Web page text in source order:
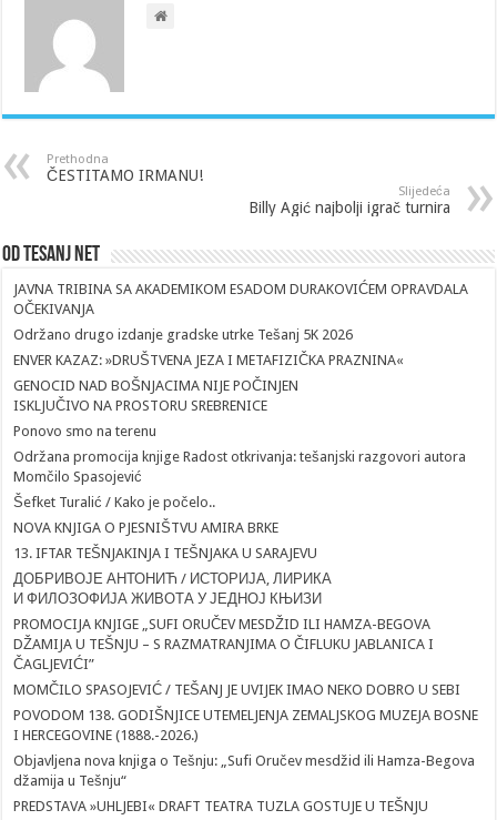
Prethodna
ČESTITAMO IRMANU!
Slijedeća
Billy Agić najbolji igrač turnira
Od Tesanj Net
JAVNA TRIBINA SA AKADEMIKOM ESADOM DURAKOVIĆEM OPRAVDALA
OČEKIVANJA
Održano drugo izdanje gradske utrke Tešanj 5K 2026
ENVER KAZAZ: »DRUŠTVENA JEZA I METAFIZIČKA PRAZNINA«
GENOCID NAD BOŠNJACIMA NIJE POČINJEN
ISKLJUČIVO NA PROSTORU SREBRENICE
Ponovo smo na terenu
Održana promocija knjige Radost otkrivanja: tešanjski razgovori autora
Momčilo Spasojević
Šefket Turalić / Kako je počelo..
NOVA KNJIGA O PJESNIŠTVU AMIRA BRKE
13. IFTAR TEŠNJAKINJA I TEŠNJAKA U SARAJEVU
ДОБРИВОЈЕ АНТОНИЋ / ИСТОРИЈА, ЛИРИКА
И ФИЛОЗОФИЈА ЖИВОТА У ЈЕДНОЈ КЊИЗИ
PROMOCIJA KNJIGE „SUFI ORUČEV MESDŽID ILI HAMZA-BEGOVA
DŽAMIJA U TEŠNJU – S RAZMATRANJIMA O ČIFLUKU JABLANICA I
ČAGLJEVIĆI”
MOMČILO SPASOJEVIĆ / TEŠANJ JE UVIJEK IMAO NEKO DOBRO U SEBI
POVODOM 138. GODIŠNJICE UTEMELJENJA ZEMALJSKOG MUZEJA BOSNE
I HERCEGOVINE (1888.-2026.)
Objavljena nova knjiga o Tešnju: „Sufi Oručev mesdžid ili Hamza-Begova
džamija u Tešnju“
PREDSTAVA »UHLJEBI« DRAFT TEATRA TUZLA GOSTUJE U TEŠNJU